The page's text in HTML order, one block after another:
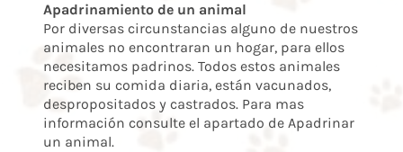
Apadrinamiento de un animal
Por diversas circunstancias alguno de nuestros
animales no encontraran un hogar, para ellos
necesitamos padrinos. Todos estos animales
reciben su comida diaria, están vacunados,
despropositados y castrados. Para mas
información consulte el apartado de Apadrinar
un animal.